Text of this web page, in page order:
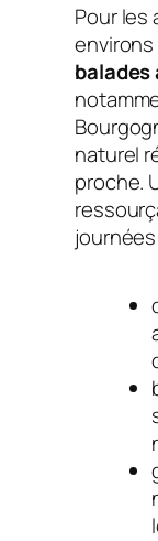
Pour les
balades
naturel
proche.